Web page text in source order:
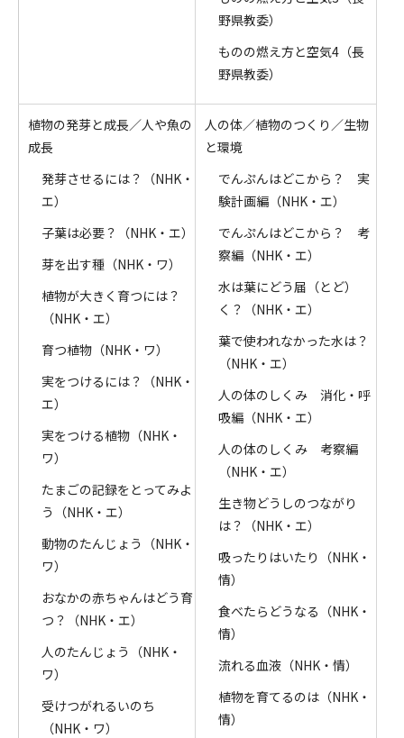
野県教委）
ものの燃え方と空気4（長
野県教委）
植物の発芽と成長／人や魚の
成長
発芽させるには？（NHK・
エ）
子葉は必要？（NHK・エ）
芽を出す種（NHK・ワ）
植物が大きく育つには？
（NHK・エ）
育つ植物（NHK・ワ）
実をつけるには？（NHK・
エ）
実をつける植物（NHK・
ワ）
たまごの記録をとってみよ
う（NHK・エ）
動物のたんじょう（NHK・
ワ）
おなかの赤ちゃんはどう育
つ？（NHK・エ）
人のたんじょう（NHK・
ワ）
受けつがれるいのち
（NHK・ワ）
人の体／植物のつくり／生物
と環境
でんぷんはどこから？ 実
験計画編（NHK・エ）
でんぷんはどこから？ 考
察編（NHK・エ）
水は葉にどう届（とど）
く？（NHK・エ）
葉で使われなかった水は？
（NHK・エ）
人の体のしくみ 消化・呼
吸編（NHK・エ）
人の体のしくみ 考察編
（NHK・エ）
生き物どうしのつながり
は？（NHK・エ）
吸ったりはいたり（NHK・
情）
食べたらどうなる（NHK・
情）
流れる血液（NHK・情）
植物を育てるのは（NHK・
情）